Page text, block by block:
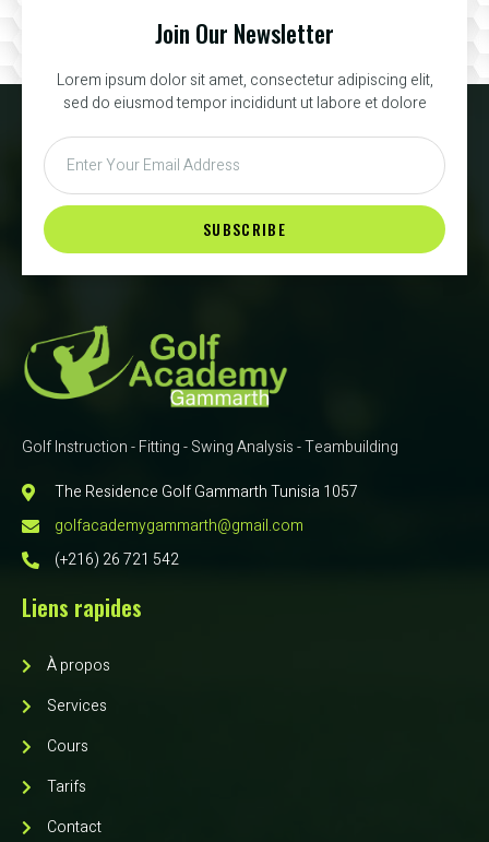
Join Our Newsletter
Lorem ipsum dolor sit amet, consectetur adipiscing elit,
sed do eiusmod tempor incididunt ut labore et dolore
SUBSCRIBE
Golf Instruction - Fitting - Swing Analysis - Teambuilding
The Residence Golf Gammarth Tunisia 1057
golfacademygammarth@gmail.com
(+216) 26 721 542
Liens rapides
À propos
Services
Cours
Tarifs
Contact